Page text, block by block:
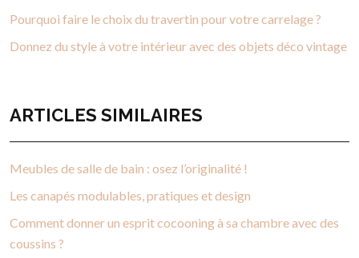
Pourquoi faire le choix du travertin pour votre carrelage ?
Donnez du style à votre intérieur avec des objets déco vintage
ARTICLES SIMILAIRES
Meubles de salle de bain : osez l’originalité !
Les canapés modulables, pratiques et design
Comment donner un esprit cocooning à sa chambre avec des
coussins ?